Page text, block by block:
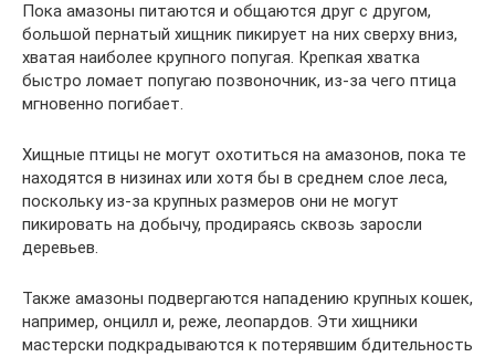
Пока амазоны питаются и общаются друг с другом,
большой пернатый хищник пикирует на них сверху вниз,
хватая наиболее крупного попугая. Крепкая хватка
быстро ломает попугаю позвоночник, из-за чего птица
мгновенно погибает.
Хищные птицы не могут охотиться на амазонов, пока те
находятся в низинах или хотя бы в среднем слое леса,
поскольку из-за крупных размеров они не могут
пикировать на добычу, продираясь сквозь заросли
деревьев.
Также амазоны подвергаются нападению крупных кошек,
например, онцилл и, реже, леопардов. Эти хищники
мастерски подкрадываются к потерявшим бдительность